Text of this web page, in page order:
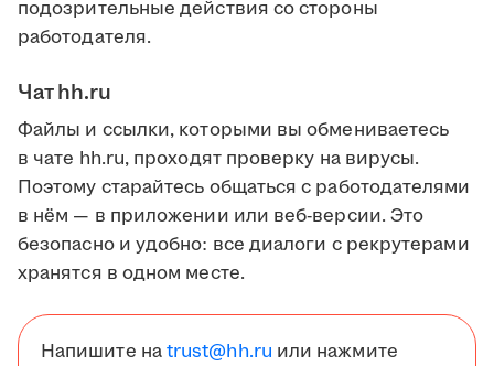
подозрительные действия со стороны
работодателя.
Чат hh.ru
Файлы и ссылки, которыми вы обмениваетесь
в чате hh.ru, проходят проверку на вирусы.
Поэтому старайтесь общаться с работодателями
в нём — в приложении или веб-версии. Это
безопасно и удобно: все диалоги с рекрутерами
хранятся в одном месте.
Напишите наtrust@hh.ru или нажмите